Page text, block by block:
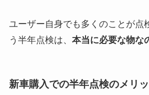
ユーザー自身でも多くのことが点
う半年点検は、 本当に必要な物な
新車購入での半年点検のメリ